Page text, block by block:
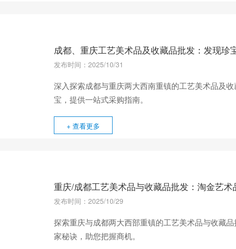
成都、重庆工艺美术品及收藏品批发：发现珍
发布时间：2025/10/31
深入探索成都与重庆两大西南重镇的工艺美术品及
宝，提供一站式采购指南。
+ 查看更多
重庆/成都工艺美术品与收藏品批发：淘金艺术
发布时间：2025/10/29
探索重庆与成都两大西部重镇的工艺美术品与收藏
家秘诀，助您把握商机。